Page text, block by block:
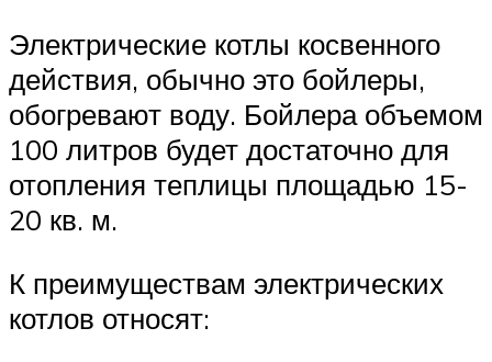
Электрические котлы косвенного
действия, обычно это бойлеры,
обогревают воду. Бойлера объемом
100 литров будет достаточно для
отопления теплицы площадью 15-
20 кв. м.
К преимуществам электрических
котлов относят: